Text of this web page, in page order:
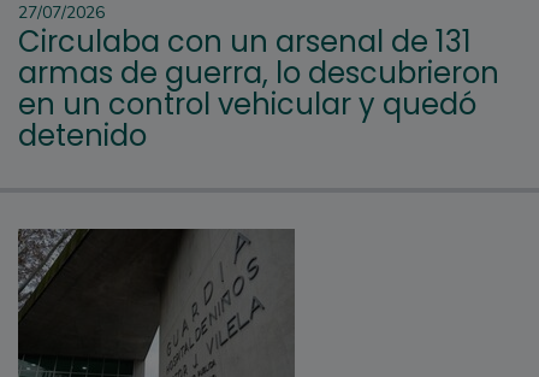
27/07/2026
Circulaba con un arsenal de 131
armas de guerra, lo descubrieron
en un control vehicular y quedó
detenido